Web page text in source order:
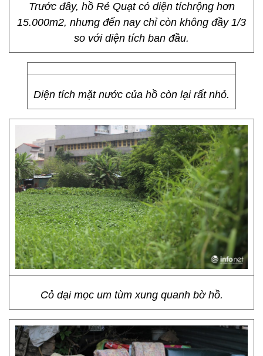
Trước đây, hồ Rẻ Quạt có diện tíchrộng hơn
15.000m2, nhưng đến nay chỉ còn không đầy 1/3
so với diện tích ban đầu.
Diện tích mặt nước của hồ còn lại rất nhỏ.
Cỏ dại mọc um tùm xung quanh bờ hồ.